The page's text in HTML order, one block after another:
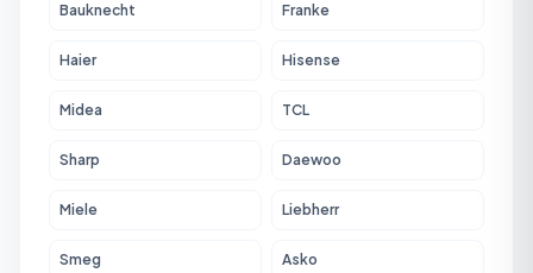
Bauknecht Franke
Haier Hisense
Midea TCL
Sharp Daewoo
Miele Liebherr
Smeg Asko